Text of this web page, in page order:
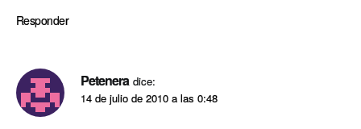
Responder
Petenera dice:
14 de julio de 2010 a las 0:48